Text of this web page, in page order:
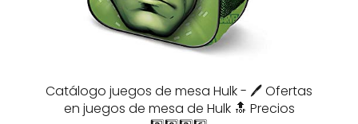
Catálogo juegos de mesa Hulk - 🖊️ Ofertas
en juegos de mesa de Hulk 🔝 Precios